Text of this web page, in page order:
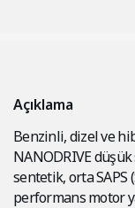
Açıklama
Benzinli, dizel ve
NANODRIVE
sentetik, orta SAPS
performans motor